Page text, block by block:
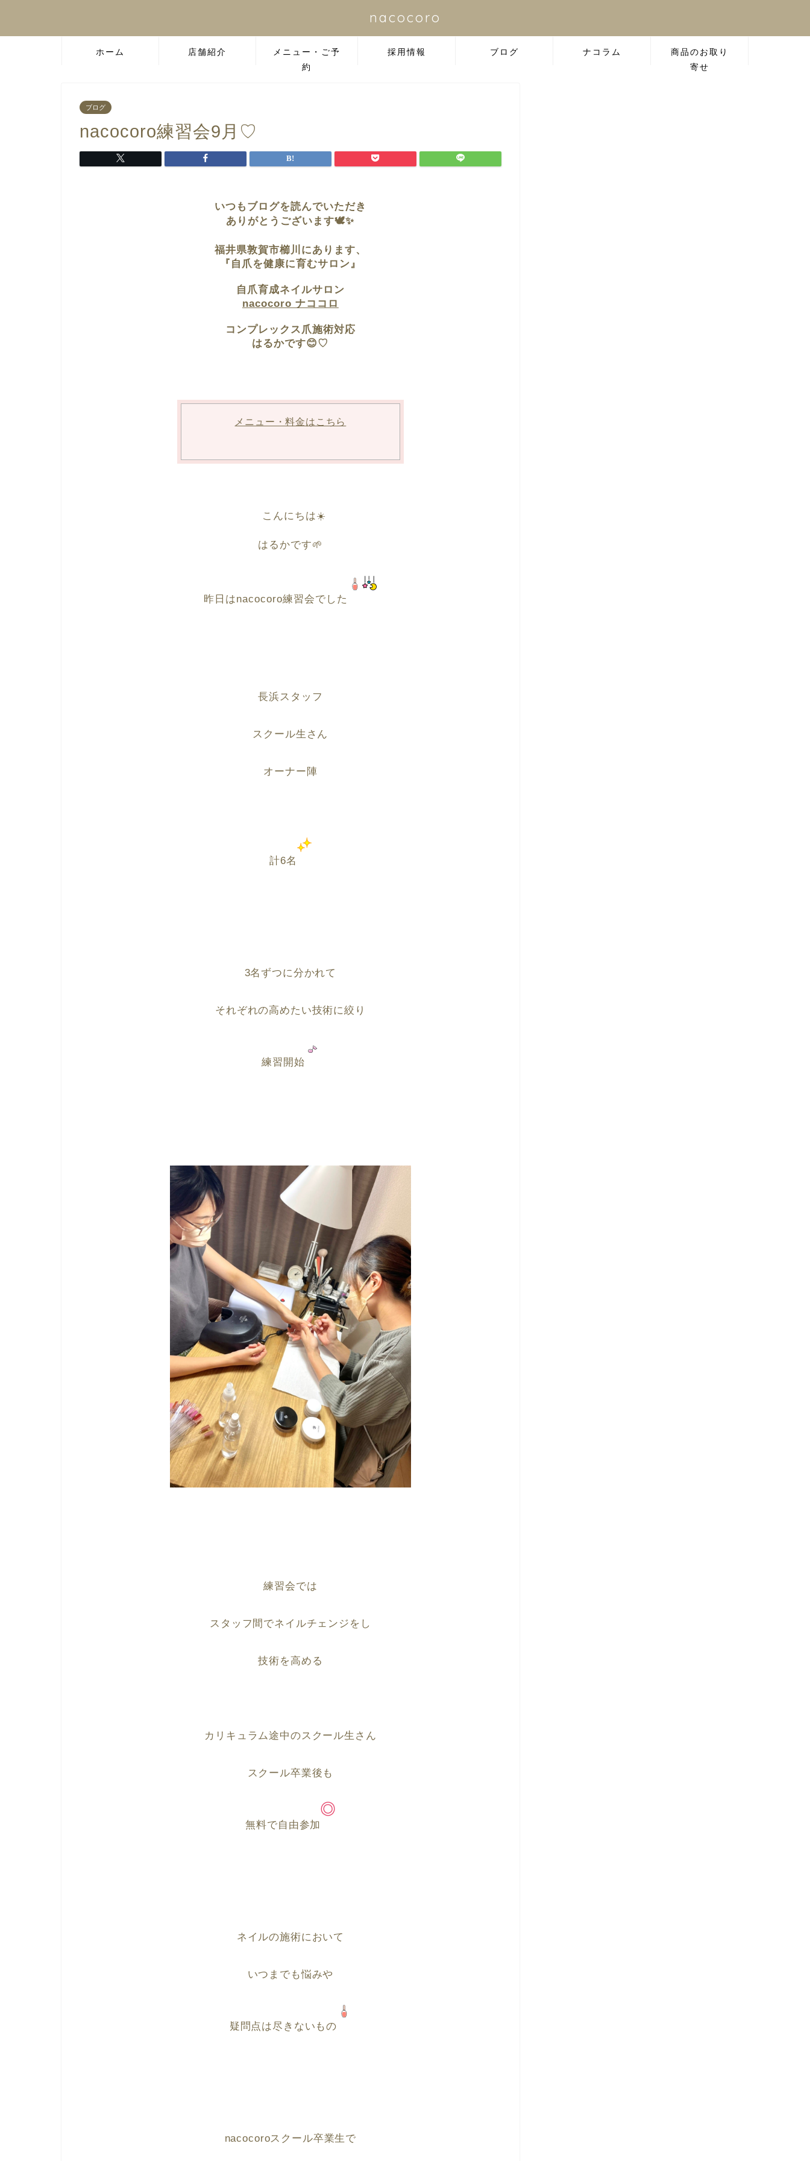
nacocoro
ホーム 店舗紹介
メニュー・ご予
約
採用情報 ブログ ナコラム
商品のお取り
寄せ
ブログ
nacocoro練習会9月♡
いつもブログを読んでいただき
ありがとうございます🕊✨
福井県敦賀市櫛川にあります、
『自爪を健康に育むサロン』
自爪育成ネイルサロン
nacocoro ナココロ
コンプレックス爪施術対応
はるかです😊♡
メニュー・料金はこちら
こんにちは☀️
はるかです🌱
昨日はnacocoro練習会でした
長浜スタッフ
スクール生さん
オーナー陣
計6名
3名ずつに分かれて
それぞれの高めたい技術に絞り
練習開始
練習会では
スタッフ間でネイルチェンジをし
技術を高める
カリキュラム途中のスクール生さん
スクール卒業後も
無料で自由参加
ネイルの施術において
いつまでも悩みや
疑問点は尽きないもの
nacocoroスクール卒業生で